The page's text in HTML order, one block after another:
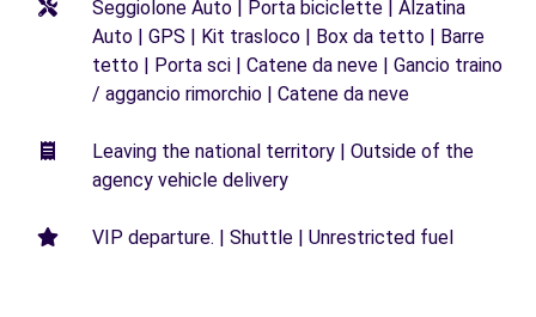
Seggiolone Auto | Porta biciclette | Alzatina
Auto | GPS | Kit trasloco | Box da tetto | Barre
tetto | Porta sci | Catene da neve | Gancio traino
/ aggancio rimorchio | Catene da neve
Leaving the national territory | Outside of the
agency vehicle delivery
VIP departure. | Shuttle | Unrestricted fuel